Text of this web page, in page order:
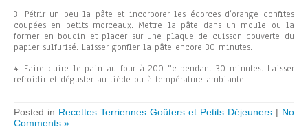
3. Pétrir un peu la pâte et incorporer les écorces d’orange confites
coupées en petits morceaux. Mettre la pâte dans un moule ou la
former en boudin et placer sur une plaque de cuisson couverte du
papier sulfurisé. Laisser gonfler la pâte encore 30 minutes.
4. Faire cuire le pain au four à 200 °c pendant 30 minutes. Laisser
refroidir et déguster au tiède ou à température ambiante.
Posted in Recettes Terriennes Goûters et Petits Déjeuners | No
Comments »